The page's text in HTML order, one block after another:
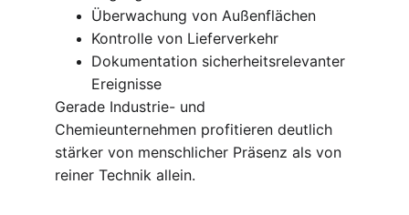
Überwachung von Außenflächen
Kontrolle von Lieferverkehr
Dokumentation sicherheitsrelevanter
Ereignisse
Gerade Industrie- und
Chemieunternehmen profitieren deutlich
stärker von menschlicher Präsenz als von
reiner Technik allein.